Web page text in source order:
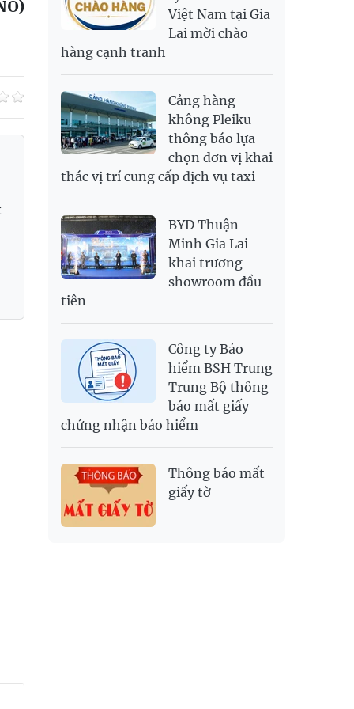
SAR
6,945.42
7,244.36
2,702.79
2,817.41
SGD
USD
26,000 26,030 26,410
Việt Nam tại Gia
Lai mời chào
hàng cạnh tranh
Cảng hàng
không Pleiku
thông báo lựa
chọn đơn vị khai
thác vị trí cung cấp dịch vụ taxi
BYD Thuận
Minh Gia Lai
khai trương
showroom đầu
tiên
Công ty Bảo
hiểm BSH Trung
Trung Bộ thông
báo mất giấy
chứng nhận bảo hiểm
Thông báo mất
giấy tờ